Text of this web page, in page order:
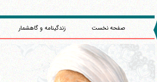
صفحه نخست زندگینامه و گاهشمار